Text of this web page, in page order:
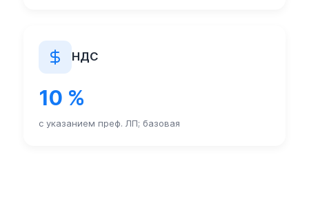
НДС
10 %
с указанием преф. ЛП; базовая